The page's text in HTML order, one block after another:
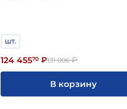
шт.
124 45570₽131 006₽
В корзину